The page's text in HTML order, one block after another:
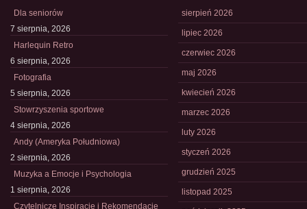
Dla seniorów
7 sierpnia, 2026
Harlequin Retro
6 sierpnia, 2026
Fotografia
5 sierpnia, 2026
Stowrzyszenia sportowe
4 sierpnia, 2026
Andy (Ameryka Południowa)
2 sierpnia, 2026
Muzyka a Emocje i Psychologia
1 sierpnia, 2026
Czytelnicze Inspiracje i Rekomendacje
sierpień 2026
lipiec 2026
czerwiec 2026
maj 2026
kwiecień 2026
marzec 2026
luty 2026
styczeń 2026
grudzień 2025
listopad 2025